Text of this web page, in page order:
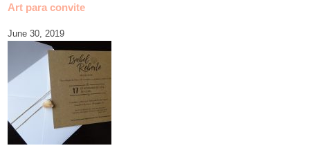
Art para convite
June 30, 2019